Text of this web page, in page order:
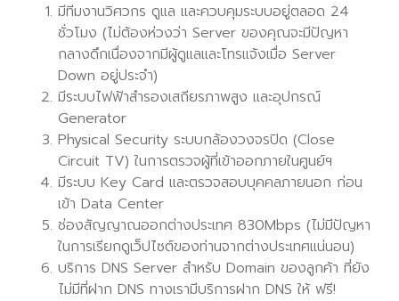
มีทีมงานวิศวกร ดูแล และควบคุมระบบอยู่ตลอด 24
ชั่วโมง (ไม่ต้องห่วงว่า Server ของคุณจะมีปัญหา
กลางดึกเนื่องจากมีผู้ดูแลและโทรแจ้งเมื่อ Server
Down อยู่ประจำ)
มีระบบไฟฟ้าสำรองเสถียรภาพสูง และอุปกรณ์
Generator
Physical Security ระบบกล้องวงจรปิด (Close
Circuit TV) ในการตรวจผู้ที่เข้าออกภายในศูนย์ฯ
มีระบบ Key Card และตรวจสอบบุคคลภายนอก ก่อน
เข้า Data Center
ช่องสัญญาณออกต่างประเทศ 830Mbps (ไม่มีปัญหา
ในการเรียกดูเว็ปไซต์ของท่านจากต่างประเทศแน่นอน)
บริการ DNS Server สำหรับ Domain ของลูกค้า ที่ยัง
ไม่มีที่ฝาก DNS ทางเรามีบริการฝาก DNS ให้ ฟรี!